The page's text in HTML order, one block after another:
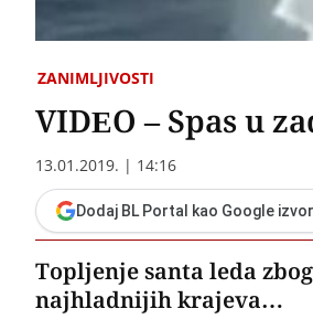
ZANIMLJIVOSTI
VIDEO – Spas u
13.01.2019. | 14:16
Dodaj BL Portal kao Google izvor
Topljenje santa leda
najhladnijih krajeva…